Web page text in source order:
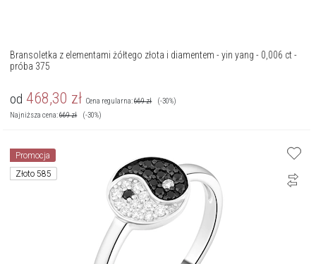
Bransoletka z elementami żółtego złota i diamentem - yin yang - 0,006 ct -
próba 375
od 468,30 zł Cena regularna:669zł
(-30%)
Najniższa cena:669zł (-30%)
Promocja
Złoto 585